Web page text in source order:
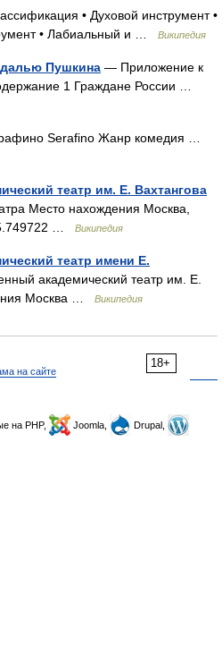
• Духовой инструмент •
• Лабиальный и …
Википедия
Пушкина — Приложение к
1 Граждане России …
Serafino Жанр комедия …
театр им. Е. Вахтангова
Место нахождения Москва,
…
Википедия
театр имени Е.
академический театр им. Е.
Москва …
Википедия
18+
на сайте
на PHP, Joomla,
Drupal,